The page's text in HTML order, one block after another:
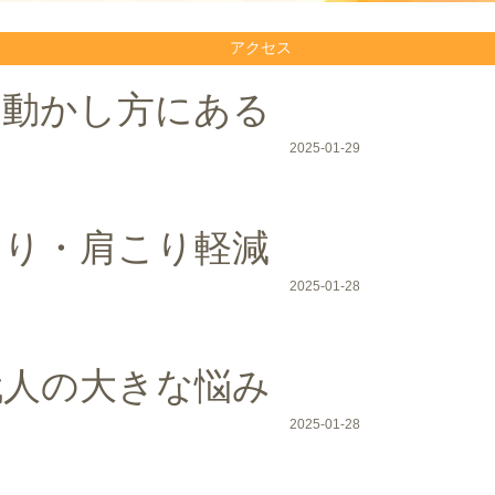
アクセス
かし方にある
2025-01-29
・肩こり軽減
2025-01-28
の大きな悩み
2025-01-28